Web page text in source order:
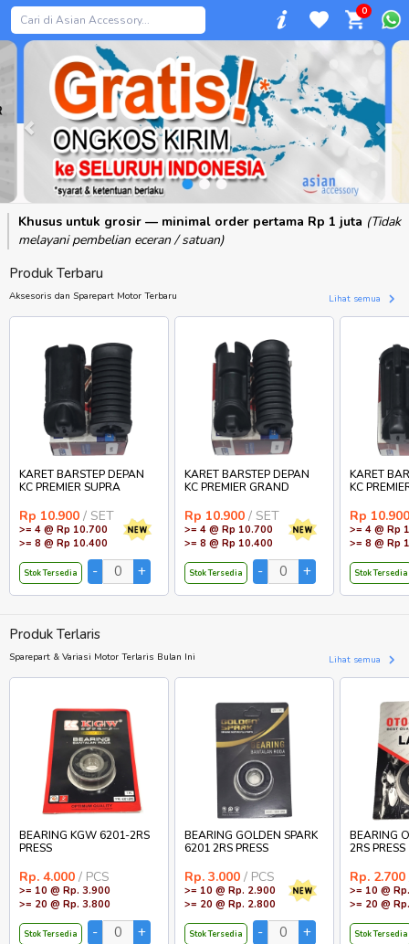
0
Khusus untuk grosir — minimal order pertama Rp 1 juta (Tidak
melayani pembelian eceran / satuan)
Produk Terbaru
Aksesoris dan Sparepart Motor Terbaru Lihat semua
KARET BARSTEP DEPAN
KC PREMIER SUPRA
Rp 10.900 / SET
>= 4 @ Rp 10.700
>= 8 @ Rp 10.400
Stok Tersedia
KARET BARSTEP DEPAN
KC PREMIER GRAND
Rp 10.900 / SET
>= 4 @ Rp 10.700
>= 8 @ Rp 10.400
Stok Tersedia
KARET
KC
Rp 10.900
>= 4 @ Rp
>= 8 @ Rp
Stok Tersedia
Produk Terlaris
Sparepart & Variasi Motor Terlaris Bulan Ini Lihat semua
BEARING KGW 6201-2RS
PRESS
Rp. 4.000 / PCS
>= 10 @ Rp. 3.900
>= 20 @ Rp. 3.800
Stok Tersedia
BEARING GOLDEN SPARK
6201 2RS PRESS
Rp. 3.000 / PCS
>= 10 @ Rp. 2.900
>= 20 @ Rp. 2.800
Stok Tersedia
BEARING
2RS PRESS
Rp. 2.700
>= 10 @
>= 20 @
Stok Tersedia